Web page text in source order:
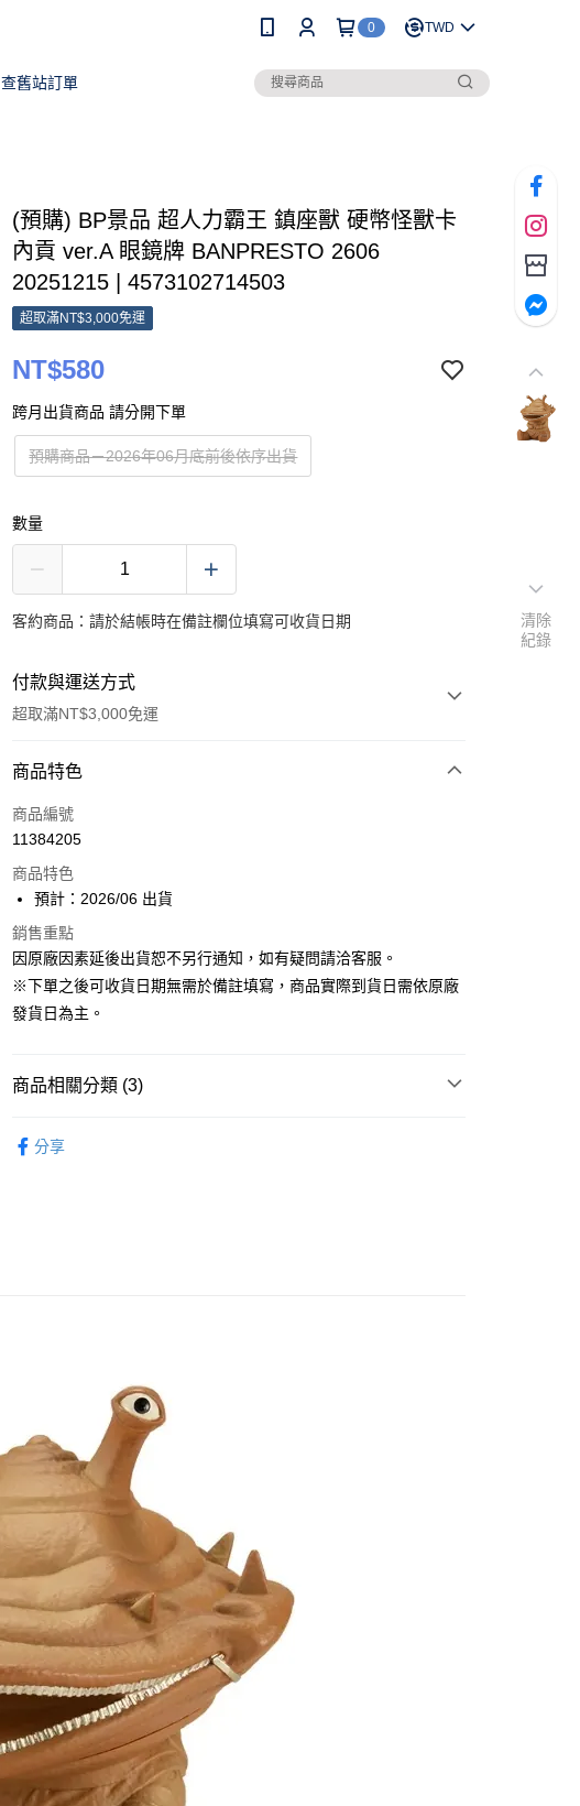
0 TWD
查舊站訂單
(預購) BP景品 超人力霸王 鎮座獸 硬幣怪獸卡
內貢 ver.A 眼鏡牌 BANPRESTO 2606
20251215 | 4573102714503
超取滿NT$3,000免運
NT$580
跨月出貨商品 請分開下單
預購商品－2026年06月底前後依序出貨
數量
客約商品：請於結帳時在備註欄位填寫可收貨日期
付款與運送方式
超取滿NT$3,000免運
付款方式
信用卡一次付款
Apple Pay
大哥付你分期
相關說明
【大哥付你分期使用說明】
2.付款方式選擇「大哥付你分期」，訂單成立後會自動跳轉到大哥付的交易
3.實際核准額度、可分期數及費用金額請依後續交易確認頁面所載為準。
4.訂單成立30分鐘內，如未前往確認交易或遇審核未通過，訂單將自動取
無法說明評估內容。
【繳款方式說明】
用，由本公司與您本人進行分期帳單所需資料之確認、核對及更正。
3.完整用戶服務條款，請詳閱以下連結：
ATM付款
每筆NT$90，滿NT$3,000(含以上)免運費
每筆NT$120，滿NT$3,000(含以上)免運費
預購-宅配(離島)(舊)
每筆NT$160，滿NT$3,000(含以上)免運費
東海門市自取，需自備購物袋取貨唷。
免運費
商品特色
商品編號
11384205
商品特色
預計：2026/06 出貨
銷售重點
因原廠因素延後出貨恕不另行通知，如有疑問請洽客服。
※下單之後可收貨日期無需於備註填寫，商品實際到貨日需依原廠
發貨日為主。
商品相關分類 (3)
分享
清除
紀錄